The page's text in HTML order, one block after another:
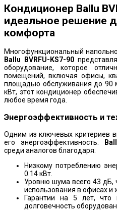
Кондиционер Ballu
идеальное решение
комфорта
Многофункциональный
Ballu BVRFU-KS7-90
оборудование, которое
помещений, включая офисы,
площадью обслуживания до 90
кВт, этот кондиционер
любое время года.
Энергоэффективность и
Одним из ключевых критериев
его энергоэффективность.
среди аналогов благодаря:
Низкому потреблению
0.14 кВт.
Уровню шума всего 43 дБ,
использования в офисах
Гарантии на 5 лет, что
долговечность